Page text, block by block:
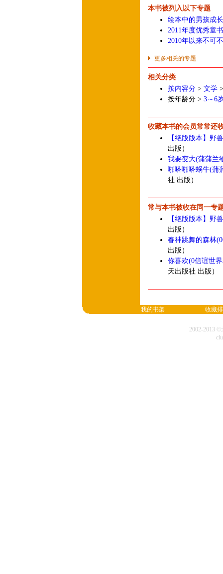
本书被列入以下专题
绘本中的男孩成
2011年度优秀童
2010年以来不可
更多相关的专题
相关分类
按内容分 > 文学
按年龄分 > 3～6
收藏本书的会员常常还
【绝版版本】野
出版）
我要变大(蒲蒲兰
啪嗒啪嗒蜗牛(蒲
社 出版）
常与本书被收在同一专
【绝版版本】野
出版）
春神跳舞的森林
出版）
你喜欢(0信谊世
天出版社 出版）
我的书架 收藏
2002-2013